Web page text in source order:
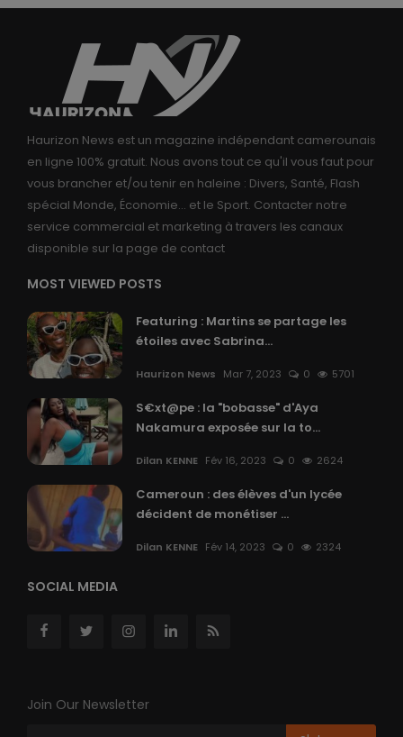
Haurizon News est un magazine indépendant camerounais
en ligne 100% gratuit. Nous avons tout ce qu'il vous faut pour
vous brancher et/ou tenir en haleine : Divers, Santé, Flash
spécial Monde, Économie... et le Sport. Contacter notre
service commercial et marketing à travers les canaux
disponible sur la page de contact
MOST VIEWED POSTS
Featuring : Martins se partage les
étoiles avec Sabrina...
Haurizon News Mar 7, 2023 0 5701
S€xt@pe : la "bobasse" d'Aya
Nakamura exposée sur la to...
Dilan KENNE Fév 16, 2023 0 2624
Cameroun : des élèves d'un lycée
décident de monétiser ...
Dilan KENNE Fév 14, 2023 0 2324
SOCIAL MEDIA
Join Our Newsletter